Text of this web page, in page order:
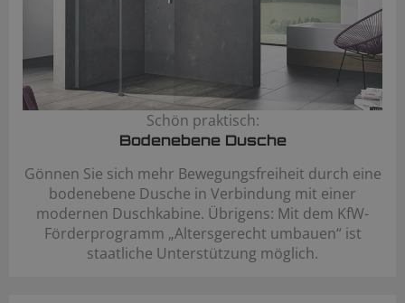
Schön praktisch:
Bodenebene Dusche
Gönnen Sie sich mehr Bewegungsfreiheit durch eine
bodenebene Dusche in Verbindung mit einer
modernen Duschkabine. Übrigens: Mit dem KfW-
Förderprogramm „Altersgerecht umbauen“ ist
staatliche Unterstützung möglich.